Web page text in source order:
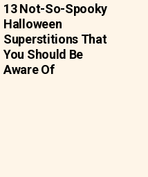
13 Not-So-Spooky
Halloween
Superstitions That
You Should Be
Aware Of